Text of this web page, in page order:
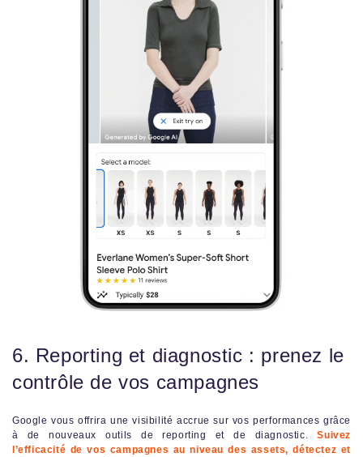
6. Reporting et diagnostic : prenez le
contrôle de vos campagnes
Google vous offrira une visibilité accrue sur vos performances grâce
à de nouveaux outils de reporting et de diagnostic.Suivez
l’efficacité de vos campagnes au niveau des assets, détectez et